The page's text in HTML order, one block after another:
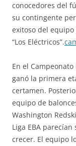
conocedores del
su contingente
exitoso del
“Los Eléctricos”.
En el
ganó la primera
certamen.
equipo de
Washington
Liga EBA
crecer. El equipo